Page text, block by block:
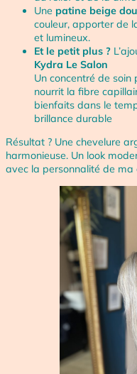
Une patine beige
couleur, apporter de
et lumineux.
Et le petit plus ?
Kydra Le Salon
Un concentré de
nourrit la fibre
bienfaits dans le
brillance durable
Résultat ? Une chevelure
harmonieuse. Un look
avec la personnalité de ma